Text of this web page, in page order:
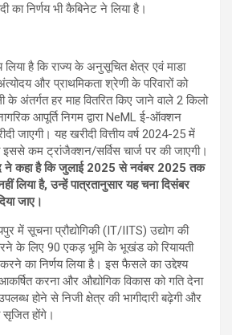
का निर्णय भी कैबिनेट ने लिया है।
लिया है कि राज्य के अनुसूचित क्षेत्र एवं माडा
और प्राथमिकता श्रेणी के परिवारों को
के अंतर्गत हर माह वितरित किए जाने वाले 2 किलो
आपूर्ति निगम द्वारा NeML ई-ऑक्शन
जाएगी। यह खरीदी वित्तीय वर्ष 2024-25 में
कम ट्रांजैक्शन/सर्विस चार्ज पर की जाएगी।
ने कहा है कि जुलाई 2025 से नवंबर 2025 तक
लिया है, उन्हें पात्रतानुसार यह चना दिसंबर
जाए।
में सूचना प्रौद्योगिकी (IT/IITS) उद्योग की
के लिए 90 एकड़ भूमि के भूखंड को रियायती
का निर्णय लिया है। इस फैसले का उद्देश्य
करना और औद्योगिक विकास को गति देना
होने से निजी क्षेत्र की भागीदारी बढ़ेगी और
होंगे।